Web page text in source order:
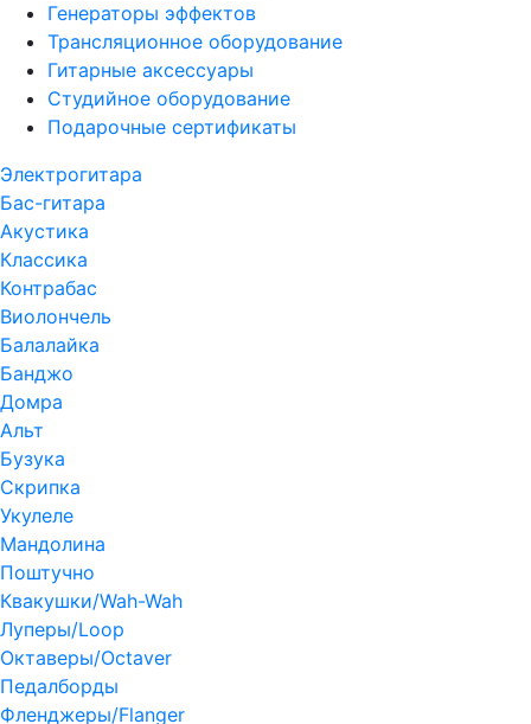
Генераторы эффектов
Трансляционное оборудование
Гитарные аксессуары
Студийное оборудование
Подарочные сертификаты
Электрогитара
Бас-гитара
Акустика
Классика
Контрабас
Виолончель
Балалайка
Банджо
Домра
Альт
Бузука
Скрипка
Укулеле
Мандолина
Поштучно
Квакушки/Wah-Wah
Луперы/Loop
Октаверы/Octaver
Педалборды
Фленджеры/Flanger